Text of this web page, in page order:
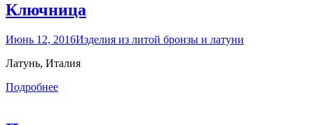
Ключница
Июнь 12, 2016Изделия из литой бронзы и латуни
Латунь, Италия
Подробнее